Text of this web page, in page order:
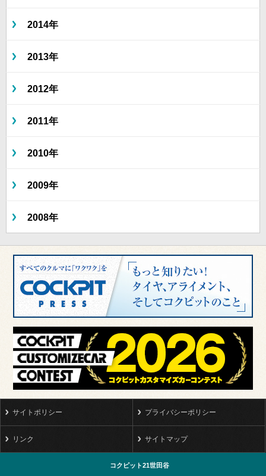
2014年
2013年
2012年
2011年
2010年
2009年
2008年
サイトポリシー プライバシーポリシー
リンク サイトマップ
コクピット21世田谷